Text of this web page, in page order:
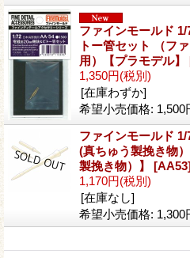
ファインモールド
トー管セット （フ
用）【プラモデル】
1,350円(税別)
[在庫わずか]
希望小売価格: 1,500
ファインモールド
(真ちゅう製挽き物
製挽き物）】
1,170円(税別)
[在庫なし]
希望小売価格: 1,300